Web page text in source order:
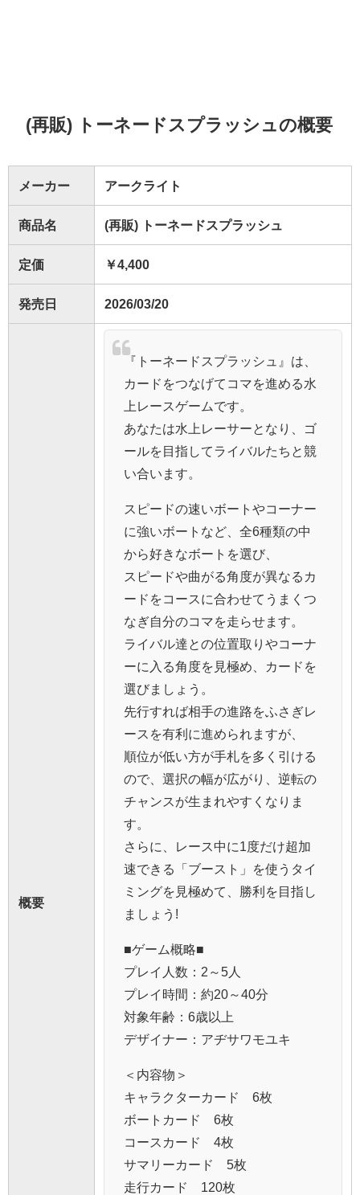
(再販) トーネードスプラッシュの概要
メーカー アークライト
商品名 (再販) トーネードスプラッシュ
定価 ￥4,400
発売日 2026/03/20
概要
『トーネードスプラッシュ』は、
カードをつなげてコマを進める水
上レースゲームです。
あなたは水上レーサーとなり、ゴ
ールを目指してライバルたちと競
い合います。
スピードの速いボートやコーナー
に強いボートなど、全6種類の中
から好きなボートを選び、
スピードや曲がる角度が異なるカ
ードをコースに合わせてうまくつ
なぎ自分のコマを走らせます。
ライバル達との位置取りやコーナ
ーに入る角度を見極め、カードを
選びましょう。
先行すれば相手の進路をふさぎレ
ースを有利に進められますが、
順位が低い方が手札を多く引ける
ので、選択の幅が広がり、逆転の
チャンスが生まれやすくなりま
す。
さらに、レース中に1度だけ超加
速できる「ブースト」を使うタイ
ミングを見極めて、勝利を目指し
ましょう!
■ゲーム概略■
プレイ人数：2～5人
プレイ時間：約20～40分
対象年齢：6歳以上
デザイナー：アヂサワモユキ
＜内容物＞
キャラクターカード 6枚
ボートカード 6枚
コースカード 4枚
サマリーカード 5枚
走行カード 120枚